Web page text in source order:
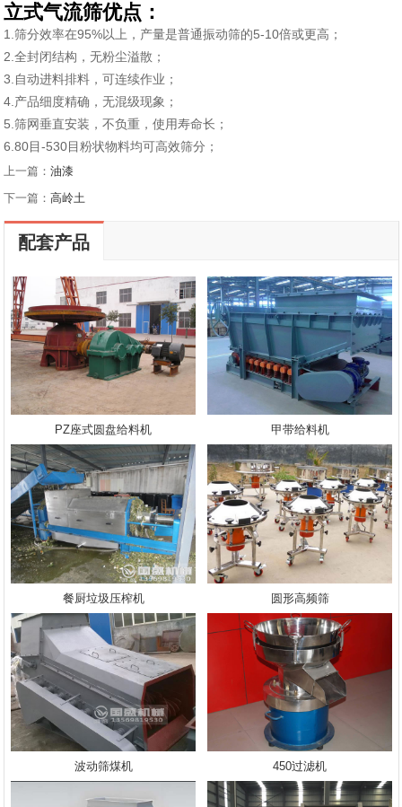
立式气流筛优点：
1.筛分效率在95%以上，产量是普通振动筛的5-10倍或更高；
2.全封闭结构，无粉尘溢散；
3.自动进料排料，可连续作业；
4.产品细度精确，无混级现象；
5.筛网垂直安装，不负重，使用寿命长；
6.80目-530目粉状物料均可高效筛分；
上一篇：油漆
下一篇：高岭土
配套产品
PZ座式圆盘给料机 甲带给料机
餐厨垃圾压榨机 圆形高频筛
波动筛煤机 450过滤机